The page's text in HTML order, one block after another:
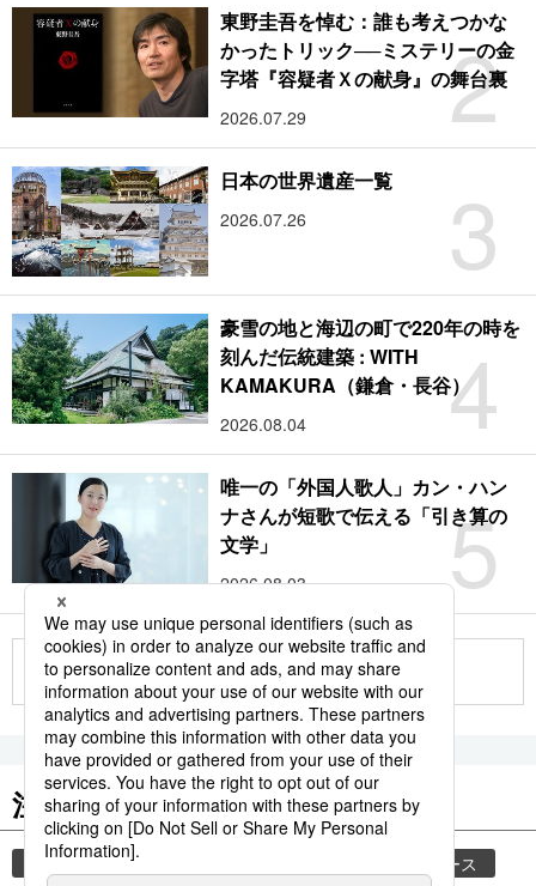
2
東野圭吾を悼む：誰も考えつかな
かったトリック──ミステリーの金
字塔『容疑者Ｘの献身』の舞台裏
2026.07.29
3
日本の世界遺産一覧
2026.07.26
4
豪雪の地と海辺の町で220年の時を
刻んだ伝統建築 : WITH
KAMAKURA（鎌倉・長谷）
2026.08.04
5
唯一の「外国人歌人」カン・ハン
ナさんが短歌で伝える「引き算の
文学」
2026.08.03
もっと見る
注目のキーワード
共同通信ニュース 時事通信ニュース